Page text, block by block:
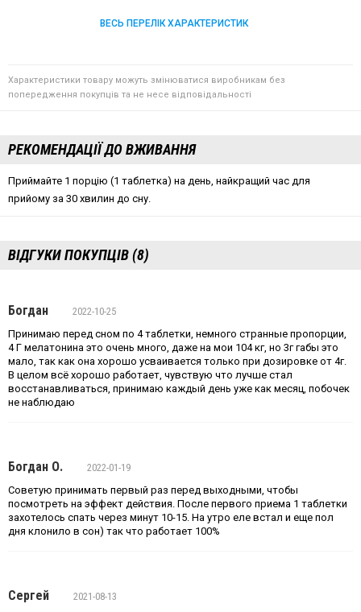
ВЕСЬ ПЕРЕЛІК ХАРАКТЕРИСТИК
Характеристики товару можуть змінюватися виробникам без
попередження покупців та не несе відповідальності
РЕКОМЕНДАЦІЇ ДО ВЖИВАННЯ
Приймайте 1 порцію (1 таблетка) на день, найкращий час для
прийому за 30 хвилин до сну.
ВІДГУКИ ПОКУПЦІВ (8)
Богдан
2022-10-25
Принимаю перед сном по 4 таблетки, немного странные пропорции,
4 Г мелатонина это очень много, даже на мои 104 кг, но 3г габы это
мало, так как она хорошо усваивается только при дозировке от 4г.
В целом всё хорошо работает, чувствую что лучше стал
восстанавливаться, принимаю каждый день уже как месяц, побочек
не наблюдаю
Богдан О.
2022-01-19
Советую принимать первый раз перед выходными, чтобы
посмотреть на эффект действия. После первого приема 1 таблетки
захотелось спать через минут 10-15. На утро еле встал и еще пол
дня клонило в сон) так что работает 100%
Сергей
2021-08-13